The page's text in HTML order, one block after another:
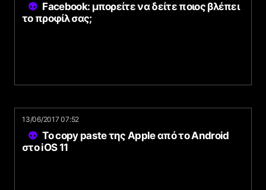
Facebook: μπορείτε να δείτε ποιος βλέπει
το προφίλ σας;
13/06/2017 07:52
Το copy paste της Apple από το Android
στο iOS 11